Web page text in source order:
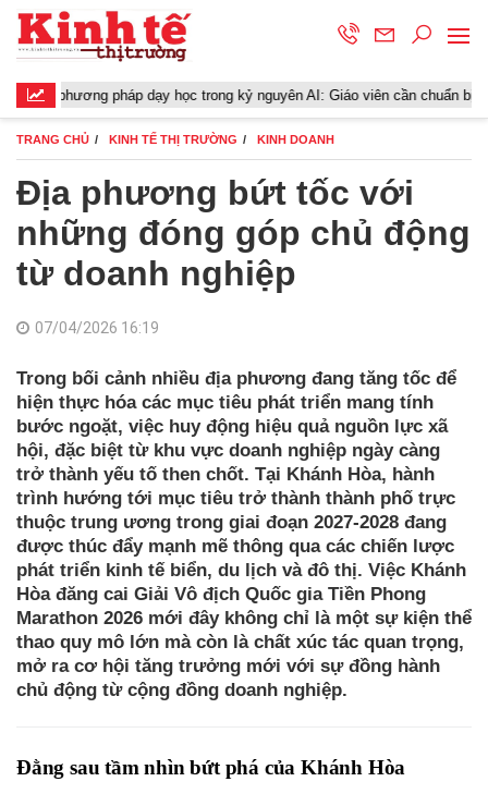
pháp dạy học trong kỷ nguyên AI: Giáo viên cần chuẩn bị gì?
TRANG CHỦ KINH TẾ THỊ TRƯỜNG KINH DOANH
Địa phương bứt tốc với
những đóng góp chủ động
từ doanh nghiệp
07/04/2026 16:19
Trong bối cảnh nhiều địa phương đang tăng tốc để
hiện thực hóa các mục tiêu phát triển mang tính
bước ngoặt, việc huy động hiệu quả nguồn lực xã
hội, đặc biệt từ khu vực doanh nghiệp ngày càng
trở thành yếu tố then chốt. Tại Khánh Hòa, hành
trình hướng tới mục tiêu trở thành thành phố trực
thuộc trung ương trong giai đoạn 2027-2028 đang
được thúc đẩy mạnh mẽ thông qua các chiến lược
phát triển kinh tế biển, du lịch và đô thị. Việc Khánh
Hòa đăng cai Giải Vô địch Quốc gia Tiền Phong
Marathon 2026 mới đây không chỉ là một sự kiện thể
thao quy mô lớn mà còn là chất xúc tác quan trọng,
mở ra cơ hội tăng trưởng mới với sự đồng hành
chủ động từ cộng đồng doanh nghiệp.
Đằng sau tầm nhìn bứt phá của Khánh Hòa